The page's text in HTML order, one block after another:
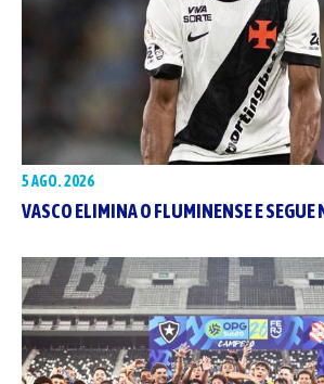
5 AGO. 2026
VASCO ELIMINA O FLUMINENSE E SEGUE